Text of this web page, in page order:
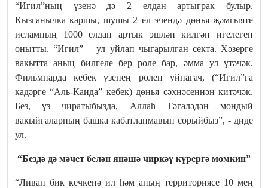
“Игил”ның үзенә дә 2 елдан артыграк булыр.
Кызганычка каршы, шушы 2 ел эчендә дөнья җәмгыяте
исламның 1000 елдан артык эшләп килгән игелеген
онытты. “Игил” – ул уйлап чыгарылган секта. Хәзерге
вакытта аның билгеле бер роле бар, әмма ул үтәчәк.
Фильмнарда кебек үзенең ролен уйнагач, (“Игил”га
кадәрге “Аль-Каида” кебек) дөнья сәхнәсеннән китәчәк.
Без, үз чиратыбызда, Аллаһ Тәгаләдән мондый
вакыйгаларның башка кабатланмавын сорыйбыз”, - диде
ул.
“Бездә дә мәчет белән янәшә чиркәү күрергә мөмкин”
“Ливан бик кечкенә ил һәм аның территориясе 10 мең